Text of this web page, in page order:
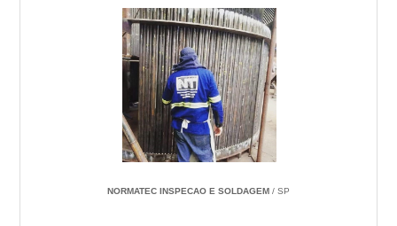
NORMATEC INSPECAO E SOLDAGEM / SP